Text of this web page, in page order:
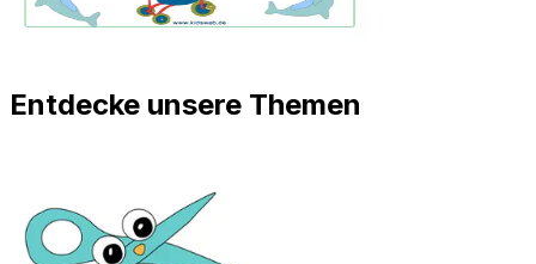
Entdecke unsere Themen